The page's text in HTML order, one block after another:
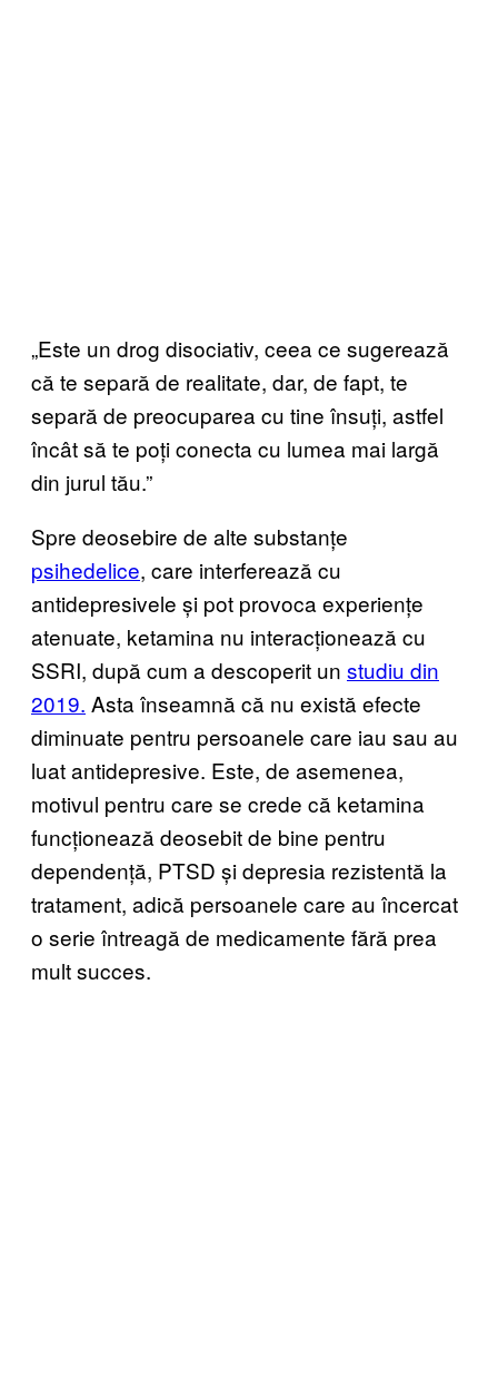
„Este un drog disociativ, ceea ce sugerează
că te separă de realitate, dar, de fapt, te
separă de preocuparea cu tine însuți, astfel
încât să te poți conecta cu lumea mai largă
din jurul tău.”
Spre deosebire de alte substanțe
psihedelice, care interferează cu
antidepresivele și pot provoca experiențe
atenuate, ketamina nu interacționează cu
SSRI, după cum a descoperit un studiu din
2019. Asta înseamnă că nu există efecte
diminuate pentru persoanele care iau sau au
luat antidepresive. Este, de asemenea,
motivul pentru care se crede că ketamina
funcționează deosebit de bine pentru
dependență, PTSD și depresia rezistentă la
tratament, adică persoanele care au încercat
o serie întreagă de medicamente fără prea
mult succes.